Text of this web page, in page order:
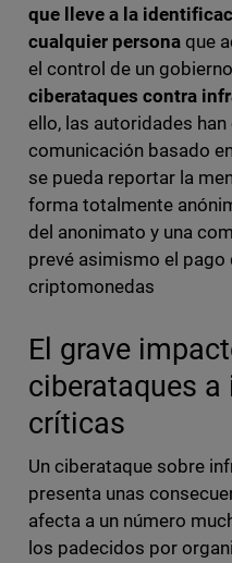
que lleve a la
cualquier personaque
el control de un
ciberataques contra
ello, las autoridades
comunicación basado
se pueda reportar la
forma totalmente
del anonimato y una
prevé asimismo el
criptomonedas
El grave
ciberataques
críticas
Un ciberataque sobre
presenta unas
afecta a un número
los padecidos por